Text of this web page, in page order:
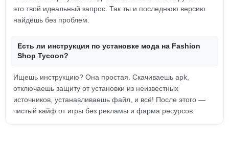
это твой идеальный запрос. Так ты и последнюю версию
найдёшь без проблем.
Есть ли инструкция по установке мода на Fashion
Shop Tycoon?
Ищешь инструкцию? Она простая. Скачиваешь apk,
отключаешь защиту от установки из неизвестных
источников, устанавливаешь файл, и всё! После этого —
чистый кайф от игры без рекламы и фарма ресурсов.